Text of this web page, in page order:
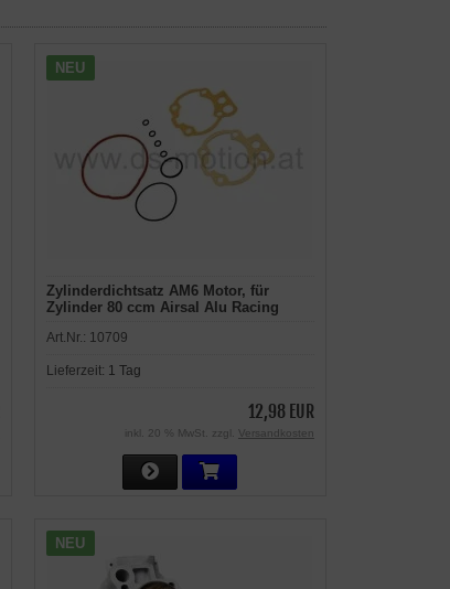
NEU
Zylinderdichtsatz AM6 Motor, für
Zylinder 80 ccm Airsal Alu Racing
Tuono, Beta, Generic Trigger, HRD,
Motorhispania, Peugeot, Ride, Rieju,
Art.Nr.: 10709
Lieferzeit: 1 Tag
12,98 EUR
inkl. 20 % MwSt. zzgl. Versandkosten
NEU